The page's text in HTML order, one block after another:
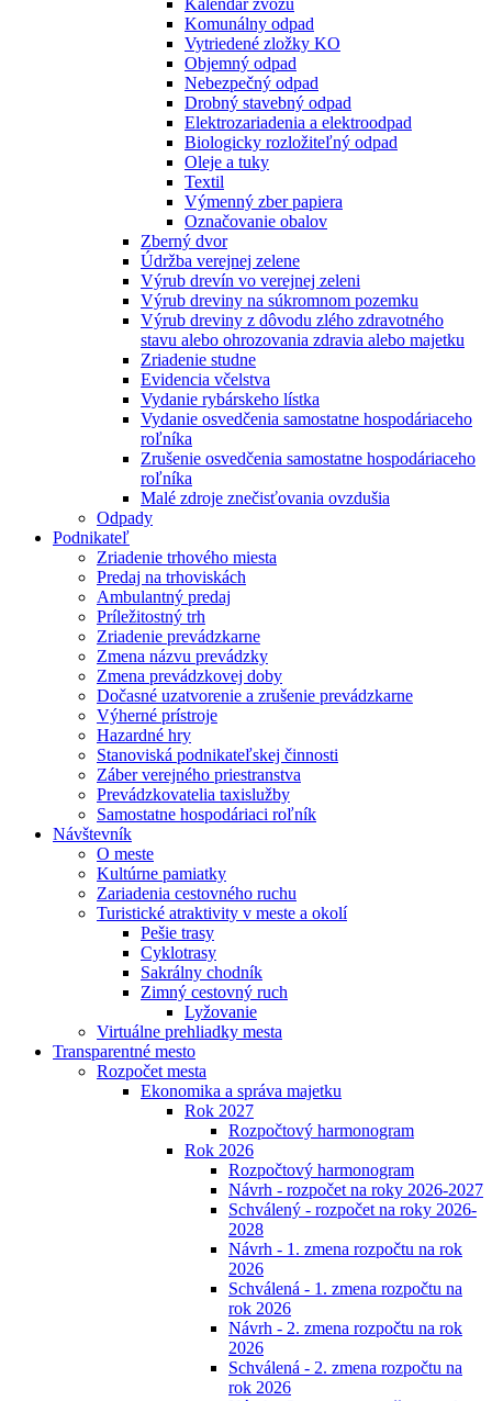
Kalendár zvozu
Komunálny odpad
Vytriedené zložky KO
Objemný odpad
Nebezpečný odpad
Drobný stavebný odpad
Elektrozariadenia a elektroodpad
Biologicky rozložiteľný odpad
Oleje a tuky
Textil
Výmenný zber papiera
Označovanie obalov
Zberný dvor
Údržba verejnej zelene
Výrub drevín vo verejnej zeleni
Výrub dreviny na súkromnom pozemku
Výrub dreviny z dôvodu zlého zdravotného
stavu alebo ohrozovania zdravia alebo majetku
Zriadenie studne
Evidencia včelstva
Vydanie rybárskeho lístka
Vydanie osvedčenia samostatne hospodáriaceho
roľníka
Zrušenie osvedčenia samostatne hospodáriaceho
roľníka
Malé zdroje znečisťovania ovzdušia
Odpady
Podnikateľ
Zriadenie trhového miesta
Predaj na trhoviskách
Ambulantný predaj
Príležitostný trh
Zriadenie prevádzkarne
Zmena názvu prevádzky
Zmena prevádzkovej doby
Dočasné uzatvorenie a zrušenie prevádzkarne
Výherné prístroje
Hazardné hry
Stanoviská podnikateľskej činnosti
Záber verejného priestranstva
Prevádzkovatelia taxislužby
Samostatne hospodáriaci roľník
Návštevník
O meste
Kultúrne pamiatky
Zariadenia cestovného ruchu
Turistické atraktivity v meste a okolí
Pešie trasy
Cyklotrasy
Sakrálny chodník
Zimný cestovný ruch
Lyžovanie
Virtuálne prehliadky mesta
Transparentné mesto
Rozpočet mesta
Ekonomika a správa majetku
Rok 2027
Rozpočtový harmonogram
Rok 2026
Rozpočtový harmonogram
Návrh - rozpočet na roky 2026-2027
Schválený - rozpočet na roky 2026-
2028
Návrh - 1. zmena rozpočtu na rok
2026
Schválená - 1. zmena rozpočtu na
rok 2026
Návrh - 2. zmena rozpočtu na rok
2026
Schválená - 2. zmena rozpočtu na
rok 2026